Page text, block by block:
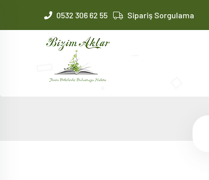
0532 306 62 55 Sipariş Sorgulama